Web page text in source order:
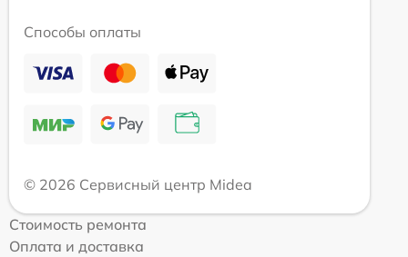
Способы оплаты
© 2026 Сервисный центр Midea
Стоимость ремонта
Оплата и доставка